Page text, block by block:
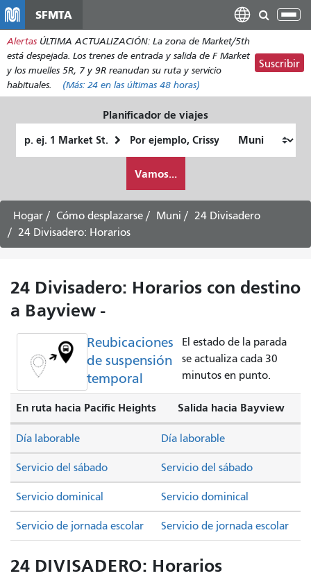
contenido
principal
SFMTA
Alertas ÚLTIMA ACTUALIZACIÓN: La zona de Market/5th
está despejada. Los trenes de entrada y salida de F Market
y los muelles 5R, 7 y 9R reanudan su ruta y servicio
habituales.
(Más: 24 en las últimas 48 horas)
Suscribir
Planificador de viajes
de
quiero
viajar
Vamos...
Hogar Cómo desplazarse Muni
24 Divisadero
24 Divisadero: Horarios
24 Divisadero: Horarios con destino
a Bayview -
Reubicaciones
de suspensión
temporal
El estado de la parada
se actualiza cada 30
minutos en punto.
En ruta hacia Pacific Heights Salida hacia Bayview
Servicio del sábado Servicio del sábado
Servicio dominical Servicio dominical
Día laborable Día laborable
Servicio de jornada escolar Servicio de jornada escolar
24 DIVISADERO: Horarios